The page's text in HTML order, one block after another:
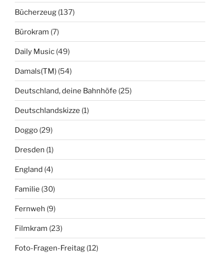
Bücherzeug (137)
Bürokram (7)
Daily Music (49)
Damals(TM) (54)
Deutschland, deine Bahnhöfe (25)
Deutschlandskizze (1)
Doggo (29)
Dresden (1)
England (4)
Familie (30)
Fernweh (9)
Filmkram (23)
Foto-Fragen-Freitag (12)